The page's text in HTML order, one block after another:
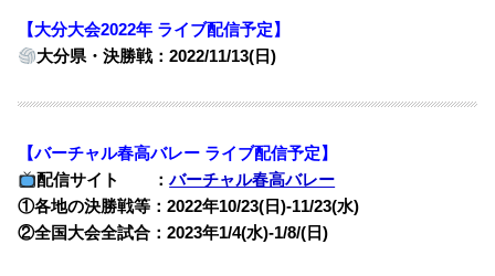
【大分大会2022年 ライブ配信予定】
大分県・決勝戦：2022/11/13(日)
【バーチャル春高バレー ライブ配信予定】
配信サイト ：バーチャル春高バレー
①各地の決勝戦等：2022年10/23(日)-11/23(水)
②全国大会全試合：2023年1/4(水)-1/8/(日)